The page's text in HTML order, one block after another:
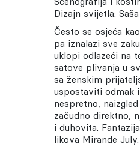
Dizajn svijetla:
Često se osjeća
pa iznalazi sve
uklopi odlazeći na
satove plivanja u
sa ženskim
uspostaviti odmak
nespretno,
začudno direktno,
i duhovita.
likova Mirande July.